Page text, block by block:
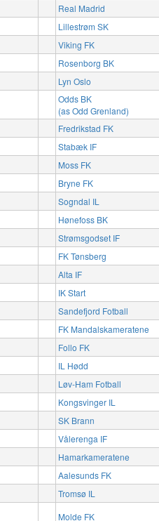
Real Madrid
Lillestrøm SK
Viking FK
Rosenborg BK
Lyn Oslo
Odds BK
(as Odd Grenland)
Fredrikstad FK
Stabæk IF
Moss FK
Bryne FK
Sogndal IL
Hønefoss BK
Strømsgodset IF
FK Tønsberg
Alta IF
IK Start
Sandefjord Fotball
FK Mandalskameratene
Follo FK
IL Hødd
Løv-Ham Fotball
Kongsvinger IL
SK Brann
Vålerenga IF
Hamarkameratene
Aalesunds FK
Tromsø IL
Molde FK